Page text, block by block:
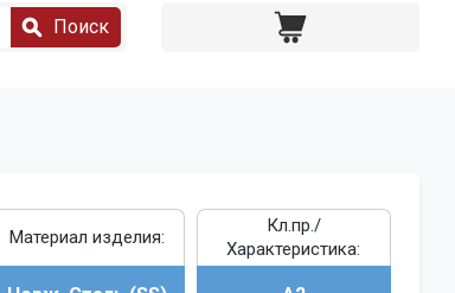
Поиск
Материал изделия:
Кл.пр./
Характеристика: